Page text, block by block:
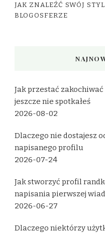
JAK ZNALEŹĆ SWÓJ
BLOGOSFERZE
Jak przestać
jeszcze nie spotkałeś
2026-08-02
Dlaczego nie dostajesz
napisanego profilu
2026-07-24
Jak stworzyć profil
napisania pierwszej
2026-06-27
Dlaczego niektórzy